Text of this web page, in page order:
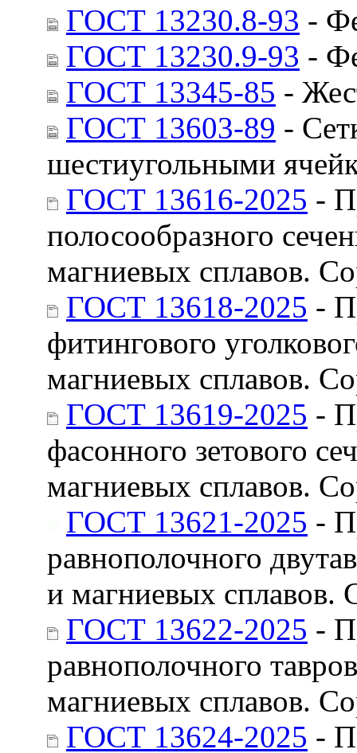
ГОСТ 13230.8-93 -
ГОСТ 13230.9-93 -
ГОСТ 13345-85 -
ГОСТ 13603-89 -
шестиугольными
ГОСТ 13616-2025 -
полосообразного
магниевых сплавов.
ГОСТ 13618-2025 -
фитингового
магниевых сплавов.
ГОСТ 13619-2025 -
фасонного зетового
магниевых сплавов.
ГОСТ 13621-2025 -
равнополочного
и магниевых сплавов.
ГОСТ 13622-2025 -
равнополочного
магниевых сплавов.
ГОСТ 13624-2025 -